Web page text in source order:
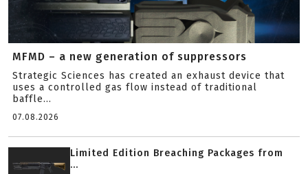
MFMD – a new generation of suppressors
Strategic Sciences has created an exhaust device that
uses a controlled gas flow instead of traditional
baffle...
07.08.2026
Limited Edition Breaching Packages from
...